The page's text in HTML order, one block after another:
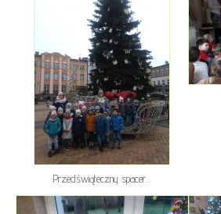
Przedświąteczny spacer...